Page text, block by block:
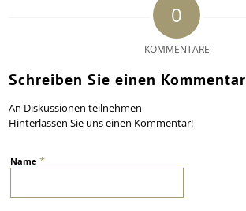
0
KOMMENTARE
Schreiben Sie einen Kommentar
An Diskussionen teilnehmen
Hinterlassen Sie uns einen Kommentar!
Name*